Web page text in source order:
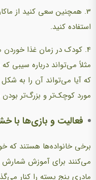
3. همچنین سعی کنید از
استفاده کنید.
4. کودک در زمان غذا
مثلاً می‌تواند درباره سیبی
که آیا می‌تواند آن را به
مورد کوچک‌تر و بزرگ‌تر
فعالیت و بازی‌ها با
برخی خانواده‌ها هستند که
می‌کنند برای آموزش شمارش
مادری پنج پسته را کنار